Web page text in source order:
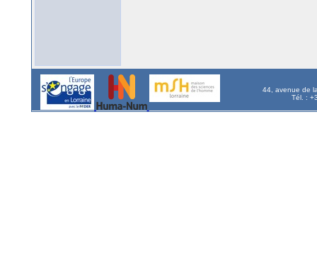
44, avenue de
Tél. :